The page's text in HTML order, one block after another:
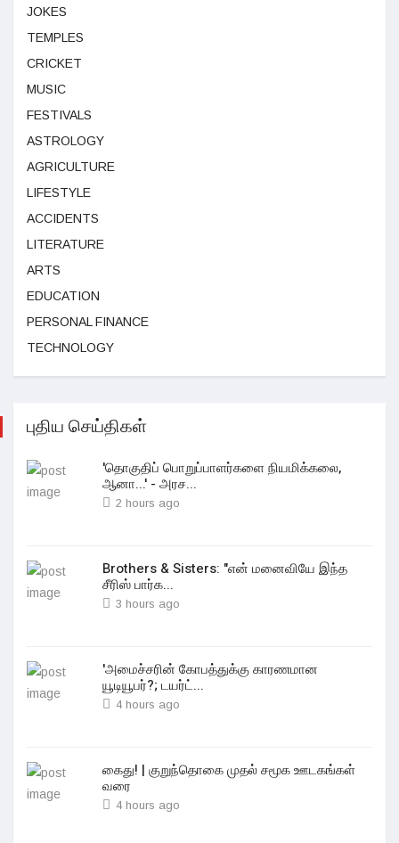
JOKES
TEMPLES
CRICKET
MUSIC
FESTIVALS
ASTROLOGY
AGRICULTURE
LIFESTYLE
ACCIDENTS
LITERATURE
ARTS
EDUCATION
PERSONAL FINANCE
TECHNOLOGY
புதிய செய்திகள்
'தொகுதிப் பொறுப்பாளர்களை நியமிக்கலை,
ஆனா...' - அரச...
2 hours ago
Brothers & Sisters: "என் மனைவியே இந்த
சீரிஸ் பார்க...
3 hours ago
'அமைச்சரின் கோபத்துக்கு காரணமான
யூடியூபர்?; டயர்ட்...
4 hours ago
கைது! | குறுந்தொகை முதல் சமூக ஊடகங்கள்
வரை
4 hours ago